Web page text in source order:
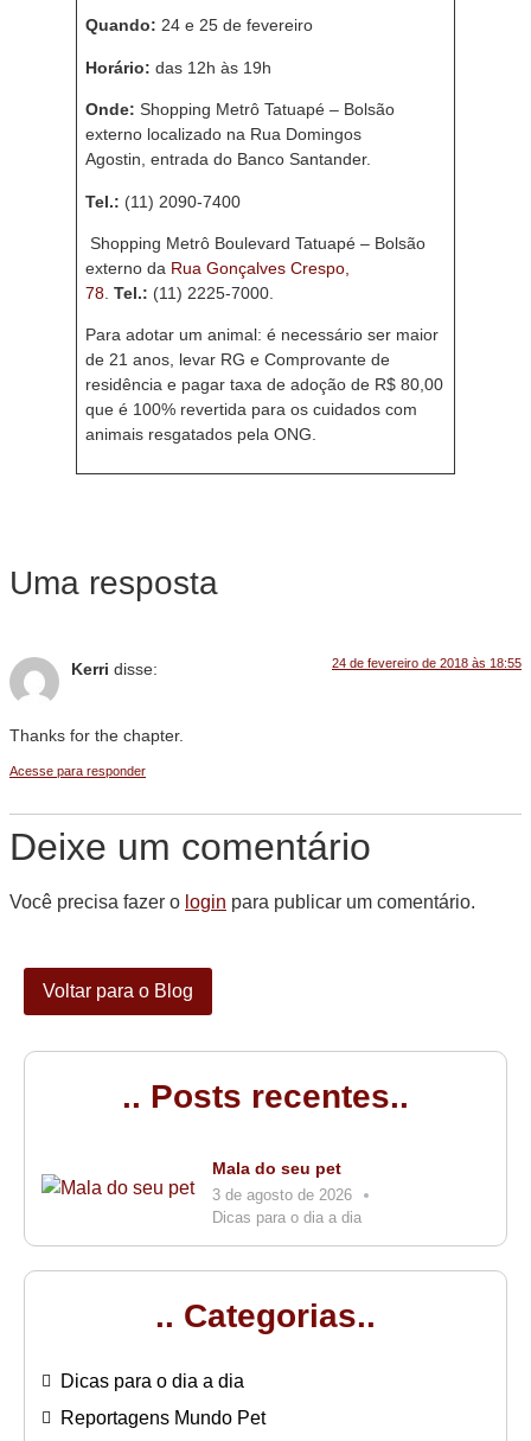
Quando: 24 e 25 de fevereiro
Horário: das 12h às 19h
Onde: Shopping Metrô Tatuapé – Bolsão
externo localizado na Rua Domingos
Agostin, entrada do Banco Santander.
Tel.: (11) 2090-7400
Shopping Metrô Boulevard Tatuapé – Bolsão
externo da Rua Gonçalves Crespo,
78 .Tel.: (11) 2225-7000.
Para adotar um animal: é necessário ser maior
de 21 anos, levar RG e Comprovante de
residência e pagar taxa de adoção de R$ 80,00
que é 100% revertida para os cuidados com
animais resgatados pela ONG.
Uma resposta
Kerri disse: 24 de fevereiro de 2018 às 18:55
Thanks for the chapter.
Acesse para responder
Deixe um comentário
Você precisa fazer o login para publicar um comentário.
Voltar para o Blog
.. Posts recentes..
Mala do seu pet
3 de agosto de 2026
Dicas para o dia a dia
.. Categorias..
Dicas para o dia a dia
Reportagens Mundo Pet